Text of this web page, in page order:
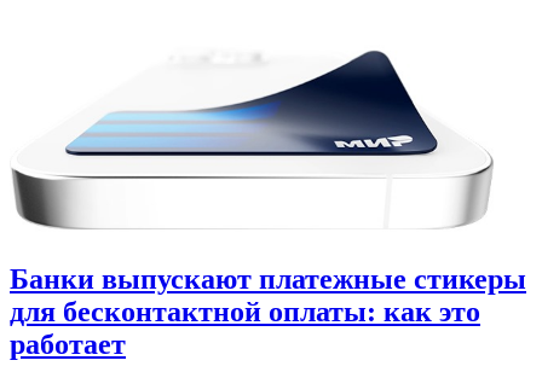
Банки выпускают платежные стикеры
для бесконтактной оплаты: как это
работает